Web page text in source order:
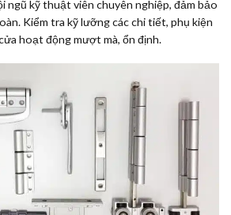
ngũ kỹ thuật viên chuyên nghiệp, đảm bảo
Kiểm tra kỹ lưỡng các chi tiết, phụ kiện
hoạt động mượt mà, ổn định.